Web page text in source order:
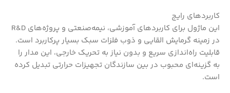
کاربردهای رایج
این ماژول برای کاربردهای آموزشی، نیمه‌صنعتی و پروژه‌های R&D
در زمینه گرمایش القایی و ذوب فلزات سبک بسیار پرکاربرد است.
قابلیت راه‌اندازی سریع و بدون نیاز به تحریک خارجی، این مدار را
به گزینه‌ای محبوب در بین سازندگان تجهیزات حرارتی تبدیل کرده
است.